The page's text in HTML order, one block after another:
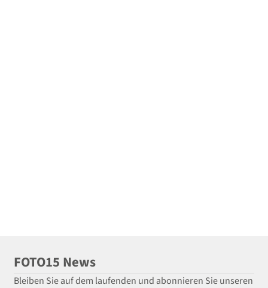
FOTO15 News
Bleiben Sie auf dem laufenden und abonnieren Sie unseren